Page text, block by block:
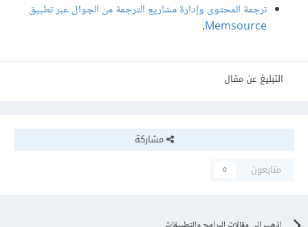
ترجمة المحتوى وإدارة مشاريع الترجمة من الجوال عبر تطبيق
Memsource
.
التبليغ عن مقال
مشاركة
متابعون
0